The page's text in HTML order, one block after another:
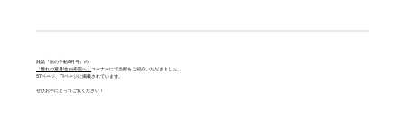
雑誌『旅の手帖8月号』の
「憧れの避暑地 由布院へ」 コーナーにて当館をご紹介いただきました。
57ページ、71ページに掲載されています。
ぜひお手にとってご覧ください！